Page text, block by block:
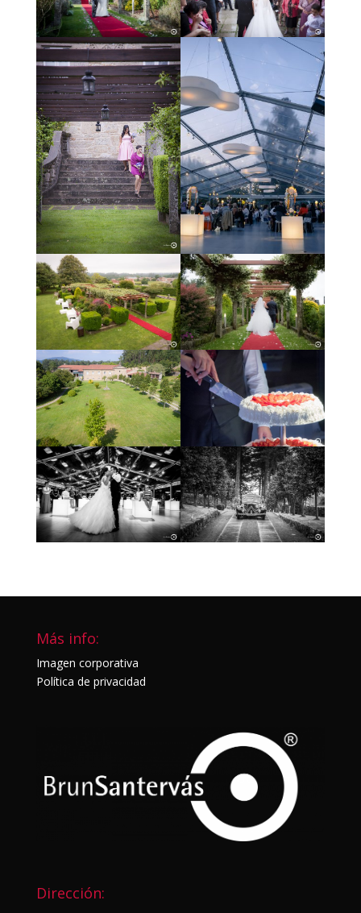
Más info:
Imagen corporativa
Política de privacidad
Dirección: